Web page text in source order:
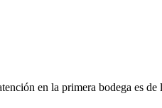
en la primera bodega es de